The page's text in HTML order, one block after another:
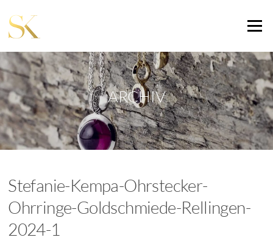
Inhalt
springen
Menü
ARCHIV
Stefanie-Kempa-Ohrstecker-
Ohrringe-Goldschmiede-Rellingen-
2024-1